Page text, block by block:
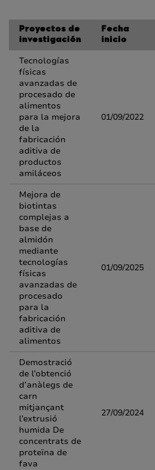
Proyectos de
investigación
Fecha
inicio
Tecnologías
físicas
avanzadas de
procesado de
alimentos
para la mejora
de la
fabricación
aditiva de
productos
amiláceos
01/09/2022
Mejora de
biotintas
complejas a
base de
almidón
mediante
tecnologías
físicas
avanzadas de
procesado
para la
fabricación
aditiva de
alimentos
01/09/2025
Demostració
de l’obtenció
d’anàlegs de
carn
mitjançant
l’extrusió
humida De
concentrats de
proteïna de
fava
27/09/2024